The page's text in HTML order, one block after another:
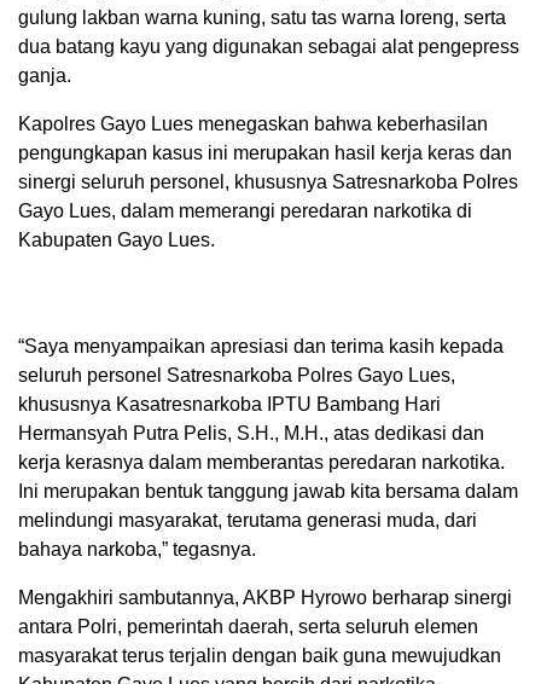
gulung lakban warna kuning, satu tas warna loreng, serta
dua batang kayu yang digunakan sebagai alat pengepress
ganja.
Kapolres Gayo Lues menegaskan bahwa keberhasilan
pengungkapan kasus ini merupakan hasil kerja keras dan
sinergi seluruh personel, khususnya Satresnarkoba Polres
Gayo Lues, dalam memerangi peredaran narkotika di
Kabupaten Gayo Lues.
“Saya menyampaikan apresiasi dan terima kasih kepada
seluruh personel Satresnarkoba Polres Gayo Lues,
khususnya Kasatresnarkoba IPTU Bambang Hari
Hermansyah Putra Pelis, S.H., M.H., atas dedikasi dan
kerja kerasnya dalam memberantas peredaran narkotika.
Ini merupakan bentuk tanggung jawab kita bersama dalam
melindungi masyarakat, terutama generasi muda, dari
bahaya narkoba,” tegasnya.
Mengakhiri sambutannya, AKBP Hyrowo berharap sinergi
antara Polri, pemerintah daerah, serta seluruh elemen
masyarakat terus terjalin dengan baik guna mewujudkan